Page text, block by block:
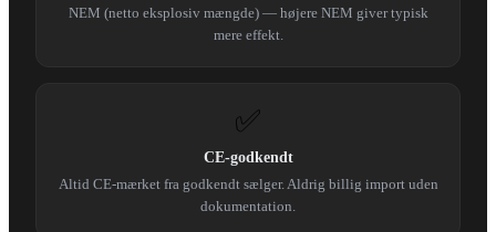
NEM (netto eksplosiv mængde) — højere NEM giver typisk
mere effekt.
✅
CE-godkendt
Altid CE-mærket fra godkendt sælger. Aldrig billig import uden
dokumentation.